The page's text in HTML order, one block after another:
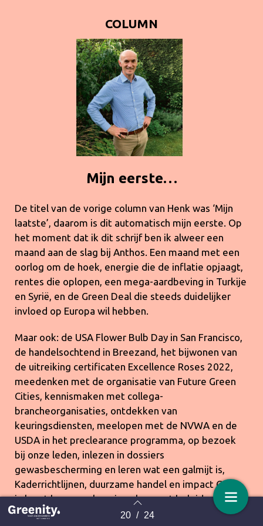
Terug naar overzicht 20 / 24
COLUMN
Mijn eerste…
De titel van de vorige column van Henk was ‘Mijn
laatste’, daarom is dit automatisch mijn eerste. Op
het moment dat ik dit schrijf ben ik alweer een
maand aan de slag bij Anthos. Een maand met een
oorlog om de hoek, energie die de inflatie opjaagt,
rentes die oplopen, een mega-aardbeving in Turkije
en Syrië, en de Green Deal die steeds duidelijker
invloed op Europa wil hebben.
Maar ook: de USA Flower Bulb Day in San Francisco,
de handelsochtend in Breezand, het bijwonen van
de uitreiking certificaten Excellence Roses 2022,
meedenken met de organisatie van Future Green
Cities, kennismaken met collega-
brancheorganisaties, ontdekken van
keuringsdiensten, meelopen met de NVWA en de
USDA in het preclearance programma, op bezoek
bij onze leden, inlezen in dossiers
gewasbescherming en leren wat een galmijt is,
Kaderrichtlijnen, duurzame handel en impact CSRD
in kaart brengen, kennismaken met beleidsmakers
en ministeries en vergaderen. Kortom, een